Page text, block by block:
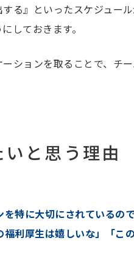
する』といったスケジュー
しておきます。
ションを取ることで、チ
と思う理由
特に大切にされているの
利厚生は嬉しいな」「こ